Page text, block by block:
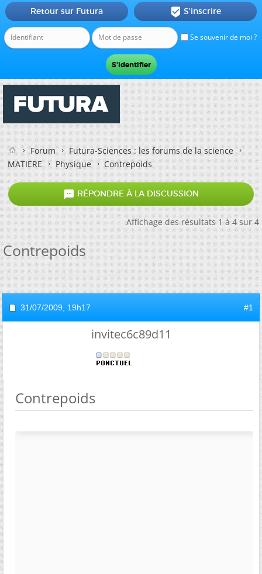
Se souvenir de moi ?
Retour sur Futura  S'inscrire
Forum
Futura-Sciences : les forums de la science
MATIERE
Physique Contrepoids
 RÉPONDRE À LA DISCUSSION
Affichage des résultats 1 à 4 sur 4
Contrepoids
31/07/2009, 19h17 #1
invitec6c89d11
Contrepoids